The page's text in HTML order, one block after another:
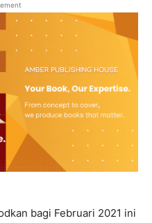
bagi Februari 2021 ini